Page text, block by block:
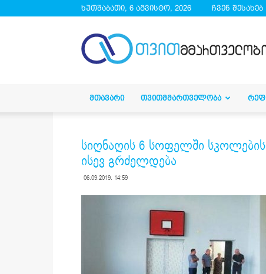
ხუთშაბათი, 6 აგვისტო, 2026 ჩვენ შესახებ
ᲛᲗᲐᲕᲐᲠᲘ ᲗᲕᲘᲗᲛᲛᲐᲠᲗᲕᲔᲚᲝᲑᲐ
სიღნაღის 6 სოფელში
ისევ გრძელდება
06.09.2019. 14:59